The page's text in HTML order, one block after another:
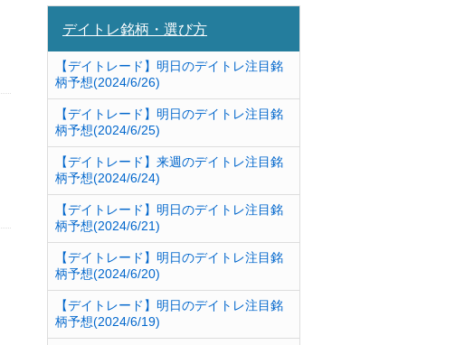
デイトレ銘柄・選び方
【デイトレード】明日のデイトレ注目銘
柄予想(2024/6/26)
【デイトレード】明日のデイトレ注目銘
柄予想(2024/6/25)
【デイトレード】来週のデイトレ注目銘
柄予想(2024/6/24)
【デイトレード】明日のデイトレ注目銘
柄予想(2024/6/21)
【デイトレード】明日のデイトレ注目銘
柄予想(2024/6/20)
【デイトレード】明日のデイトレ注目銘
柄予想(2024/6/19)